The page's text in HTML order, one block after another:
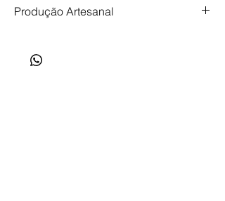
Produção Artesanal
cuidado e intenção. Prazo de produção de
até 35 dias.